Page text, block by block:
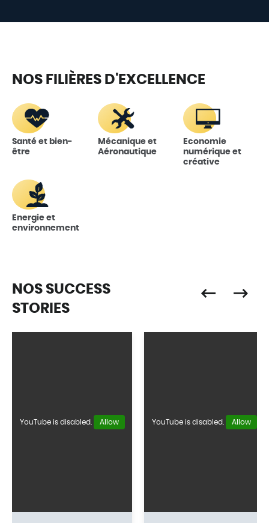
NOS FILIÈRES D'EXCELLENCE
Santé et bien-
être
Mécanique et
Aéronautique
Economie
numérique et
créative
Energie et
environnement
NOS SUCCESS
STORIES
YouTube is disabled. Allow YouTube is disabled. Allow